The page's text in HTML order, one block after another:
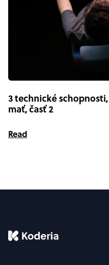
3 technické
mať, časť 2
Read